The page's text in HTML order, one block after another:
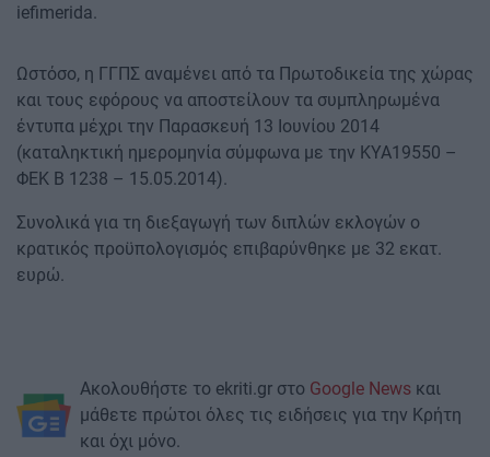
iefimerida.
Ωστόσο, η ΓΓΠΣ αναμένει από τα Πρωτοδικεία της χώρας
και τους εφόρους να αποστείλουν τα συμπληρωμένα
έντυπα μέχρι την Παρασκευή 13 Ιουνίου 2014
(καταληκτική ημερομηνία σύμφωνα με την ΚΥΑ19550 –
ΦΕΚ Β 1238 – 15.05.2014).
Συνολικά για τη διεξαγωγή των διπλών εκλογών ο
κρατικός προϋπολογισμός επιβαρύνθηκε με 32 εκατ.
ευρώ.
Ακολουθήστε το ekriti.gr στο Google News και
μάθετε πρώτοι όλες τις ειδήσεις για την Κρήτη
και όχι μόνο.